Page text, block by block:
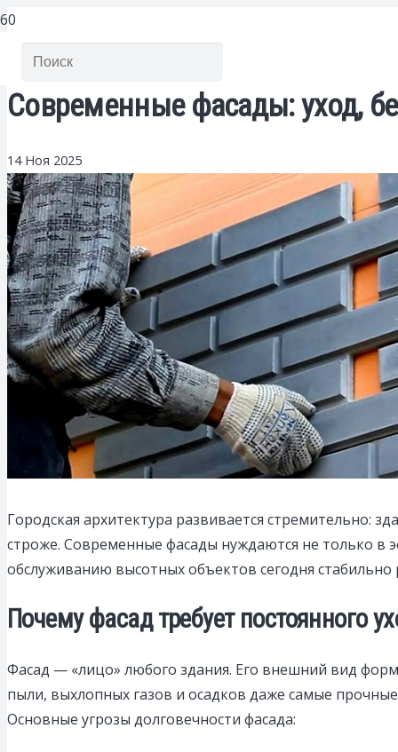
Современные фасады: уход,
14 Ноя 2025
Городская архитектура развивается стремительно:
строже. Современные фасады нуждаются не только в
обслуживанию высотных объектов сегодня стабильно
Почему фасад требует постоянного
Фасад — «лицо» любого здания. Его внешний вид
пыли, выхлопных газов и осадков даже самые
Основные угрозы долговечности фасада: